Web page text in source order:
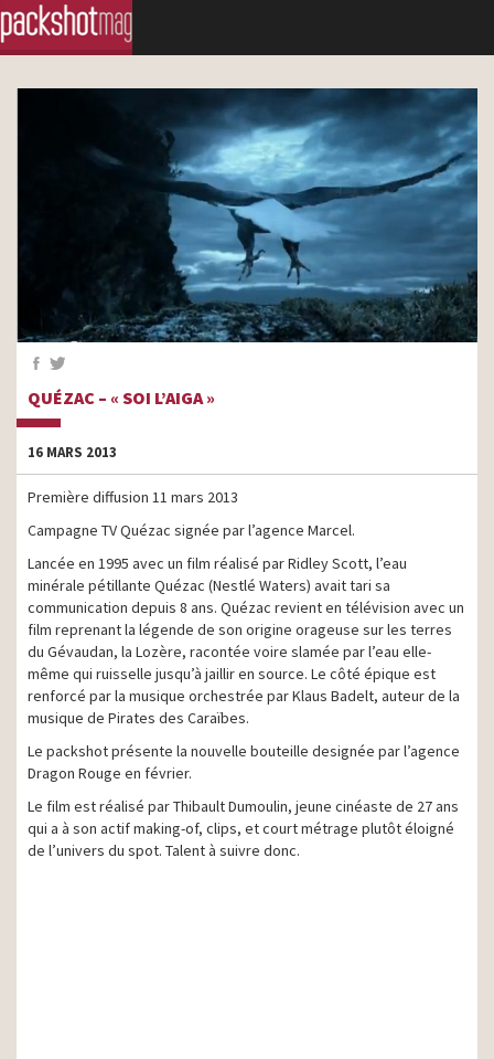
QUÉZAC – « SOI L’AIGA »
16 MARS 2013
Première diffusion 11 mars 2013
Campagne TV Quézac signée par l’agence Marcel.
Lancée en 1995 avec un film réalisé par Ridley Scott, l’eau
minérale pétillante Quézac (Nestlé Waters) avait tari sa
communication depuis 8 ans. Quézac revient en télévision avec un
film reprenant la légende de son origine orageuse sur les terres
du Gévaudan, la Lozère, racontée voire slamée par l’eau elle-
même qui ruisselle jusqu’à jaillir en source. Le côté épique est
renforcé par la musique orchestrée par Klaus Badelt, auteur de la
musique de Pirates des Caraïbes.
Le packshot présente la nouvelle bouteille designée par l’agence
Dragon Rouge en février.
Le film est réalisé par Thibault Dumoulin, jeune cinéaste de 27 ans
qui a à son actif making-of, clips, et court métrage plutôt éloigné
de l’univers du spot. Talent à suivre donc.